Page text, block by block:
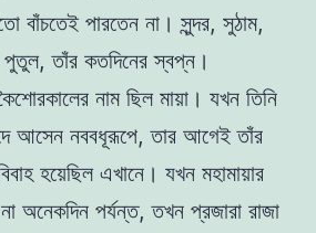
বাঁচতেই পারতেন না। সুন্দর, সুঠাম,
পুতুল, তাঁর কতদিনের স্বপ্ন।
নাম ছিল মায়া। যখন তিনি
আসেন নববধূরূপে, তার আগেই তাঁর
হয়েছিল এখানে। যখন মহামায়ার
অনেকদিন পর্যন্ত, তখন প্রজারা রাজা